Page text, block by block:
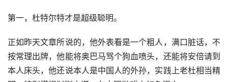
第一，杜特尔特才是超级聪明。
正如昨天文章所说的，他外表看是一个粗人，满口脏话，不
按常理出牌，他能将奥巴马骂个狗血喷头，还能将安倍请到
本人床头，他还说本人是中国人的外孙，实践上老杜相当精